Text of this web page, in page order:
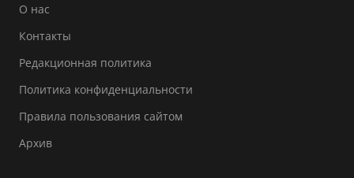
О нас
Контакты
Редакционная политика
Политика конфиденциальности
Правила пользования сайтом
Архив